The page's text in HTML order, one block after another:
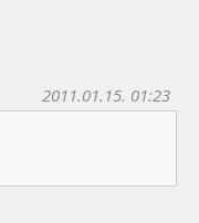
2011.01.15. 01:23